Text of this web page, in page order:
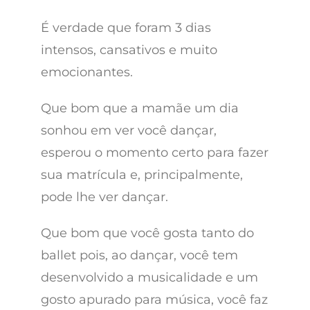
É verdade que foram 3 dias
intensos, cansativos e muito
emocionantes.
Que bom que a mamãe um dia
sonhou em ver você dançar,
esperou o momento certo para fazer
sua matrícula e, principalmente,
pode lhe ver dançar.
Que bom que você gosta tanto do
ballet pois, ao dançar, você tem
desenvolvido a musicalidade e um
gosto apurado para música, você faz